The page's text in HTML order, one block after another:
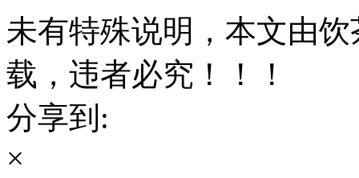
未有特殊说明，本文由
载，违者必究！！！
分享到:
×